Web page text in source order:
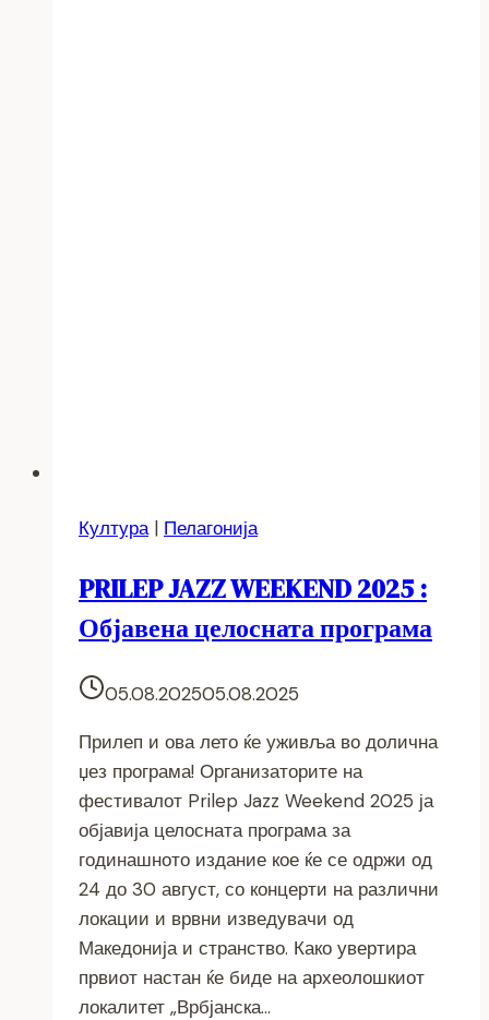
Култура| Пелагонија
PRILEP JAZZ WEEKEND 2025 :
Објавена целосната програма
05.08.202505.08.2025
Прилеп и ова лето ќе уживља во долична
џез програма! Организаторите на
фестивалот Prilep Jazz Weekend 2025 ја
објавија целосната програма за
годинашното издание кое ќе се одржи од
24 до 30 август, со концерти на различни
локации и врвни изведувачи од
Македонија и странство. Како увертира
првиот настан ќе биде на археолошкиот
локалитет „Врбјанска…